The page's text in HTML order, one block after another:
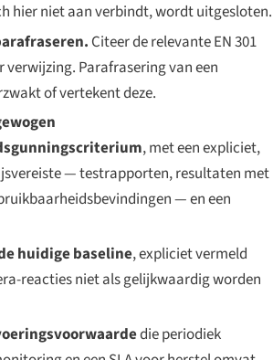
hier niet aan verbindt, wordt uitgesloten.
Citeer de relevante EN 301
verwijzing. Parafrasering van een
of vertekent deze.
, met een expliciet,
— testrapporten, resultaten met
— en een
huidige baseline, expliciet vermeld
reacties niet als gelijkwaardig worden
die periodiek